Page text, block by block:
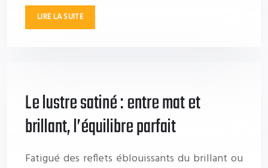
LIRE LA SUITE
Le lustre satiné : entre mat et
brillant, l’équilibre parfait
Fatigué des reflets éblouissants du brillant ou